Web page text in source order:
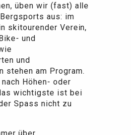
üben wir (fast) alle
aus: im
skitourender Verein,
und
und
stehen am Program.
Höhen- oder
wichtigste ist bei
Spass nicht zu
über